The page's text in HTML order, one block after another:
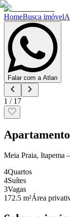
HomeBusca imóvel
Falar com a Atlan
1 / 17
Meia Praia, Itapema
4Quartos
4Suítes
3Vagas
172.5 m²Área